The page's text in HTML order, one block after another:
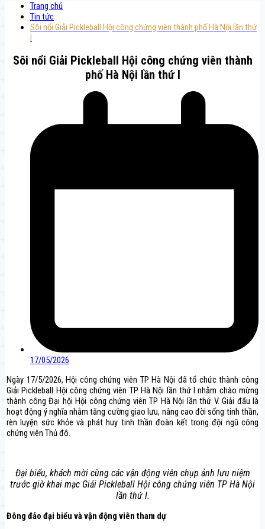
Trang chủ
Tin tức
Sôi nổi Giải Pickleball Hội công chứng viên thành phố Hà Nội lần thứ
I
Sôi nổi Giải Pickleball Hội công chứng viên thành
phố Hà Nội lần thứ I
17/05/2026
Ngày 17/5/2026, Hội công chứng viên TP Hà Nội đã tổ chức thành công
Giải Pickleball Hội công chứng viên TP Hà Nội lần thứ I nhằm chào mừng
thành công Đại hội Hội công chứng viên TP Hà Nội lần thứ V. Giải đấu là
hoạt động ý nghĩa nhằm tăng cường giao lưu, nâng cao đời sống tinh thần,
rèn luyện sức khỏe và phát huy tinh thần đoàn kết trong đội ngũ công
chứng viên Thủ đô.
Đại biểu, khách mời cùng các vận động viên chụp ảnh lưu niệm
trước giờ khai mạc Giải Pickleball Hội công chứng viên TP Hà Nội
lần thứ I.
Đông đảo đại biểu và vận động viên tham dự